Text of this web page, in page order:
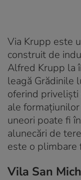
Via Krupp este
construit de
Alfred Krupp la
leagă Grădinile
oferind priveliști
ale
uneori poate fi
alunecări de
este o plimbare
Vila San